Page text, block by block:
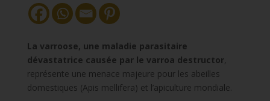
La varroose, une maladie parasitaire
dévastatrice causée par le varroa destructor,
représente une menace majeure pour les abeilles
domestiques (Apis mellifera) et l’apiculture mondiale.